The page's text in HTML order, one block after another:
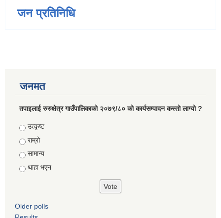
जन प्रतिनिधि
जनमत
तपाइलाई रुरुक्षेत्र गाउँपालिकाको २०७९/८० को कार्यसम्पादन कस्तो लाग्यो ?
Choices
उत्कृष्ट
राम्रो
सामान्य
थाहा भएन
Older polls